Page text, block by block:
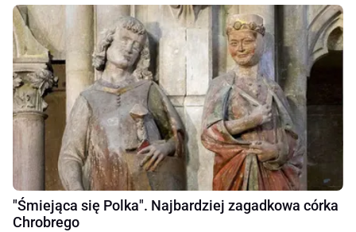
"Śmiejąca się Polka". Najbardziej zagadkowa córka
Chrobrego